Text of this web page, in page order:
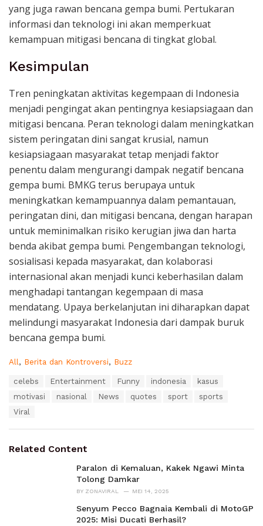
yang juga rawan bencana gempa bumi. Pertukaran
informasi dan teknologi ini akan memperkuat
kemampuan mitigasi bencana di tingkat global.
Kesimpulan
Tren peningkatan aktivitas kegempaan di Indonesia
menjadi pengingat akan pentingnya kesiapsiagaan dan
mitigasi bencana. Peran teknologi dalam meningkatkan
sistem peringatan dini sangat krusial, namun
kesiapsiagaan masyarakat tetap menjadi faktor
penentu dalam mengurangi dampak negatif bencana
gempa bumi. BMKG terus berupaya untuk
meningkatkan kemampuannya dalam pemantauan,
peringatan dini, dan mitigasi bencana, dengan harapan
untuk meminimalkan risiko kerugian jiwa dan harta
benda akibat gempa bumi. Pengembangan teknologi,
sosialisasi kepada masyarakat, dan kolaborasi
internasional akan menjadi kunci keberhasilan dalam
menghadapi tantangan kegempaan di masa
mendatang. Upaya berkelanjutan ini diharapkan dapat
melindungi masyarakat Indonesia dari dampak buruk
bencana gempa bumi.
C
e
All , Berita dan Kontroversi, Buzz
celebs Entertainment Funny indonesia
kasus
motivasi
nasional News quotes sport
sports
Viral
Related Content
Paralon di Kemaluan, Kakek Ngawi Minta
Tolong Damkar
BY ZONAVIRAL MEI 14, 2025
Senyum Pecco Bagnaia Kembali di MotoGP
2025: Misi Ducati Berhasil?